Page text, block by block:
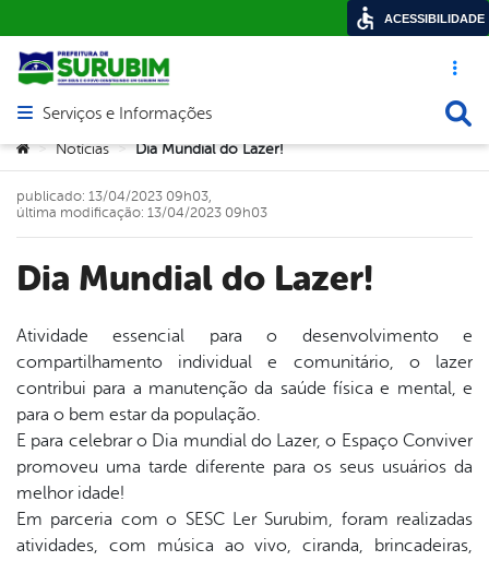
Acesso
Abrir menu principal de navegação
Serviços e Informações
Você está aqui:
> Notícias > Dia Mundial do Lazer!
Dia Mundial do Lazer!
publicado: 13/04/2023 09h03,
última modificação: 13/04/2023 09h03
Atividade essencial para o desenvolvimento e
compartilhamento individual e comunitário, o lazer
contribui para a manutenção da saúde física e mental, e
para o bem estar da população.
E para celebrar o Dia mundial do Lazer, o Espaço Conviver
promoveu uma tarde diferente para os seus usuários da
melhor idade!
Em parceria com o SESC Ler Surubim, foram realizadas
atividades, com música ao vivo, ciranda, brincadeiras,
ACESSIBILIDADE